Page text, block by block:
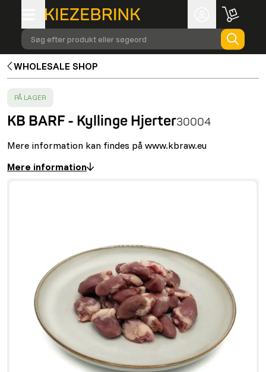
Søg efter produkt eller søgeord
WHOLESALE SHOP
SUCCESS
PÅ LAGER
KB BARF - Kyllinge Hjerter30004
Mere information kan findes på www.kbraw.eu
Mere information